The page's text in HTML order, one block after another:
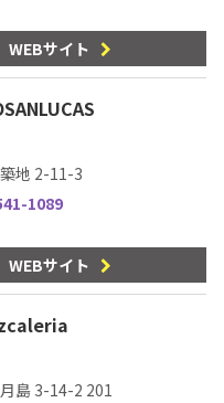
WEBサイト
地 2-11-3
1089
WEBサイト
島 3-14-2 201